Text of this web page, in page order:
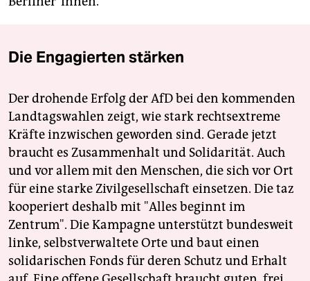
Die Engagierten stärken
Der drohende Erfolg der AfD bei den kommenden
Landtagswahlen zeigt, wie stark rechtsextreme
Kräfte inzwischen geworden sind. Gerade jetzt
braucht es Zusammenhalt und Solidarität. Auch
und vor allem mit den Menschen, die sich vor Ort
für eine starke Zivilgesellschaft einsetzen. Die taz
kooperiert deshalb mit "Alles beginnt im
Zentrum". Die Kampagne unterstützt bundesweit
linke, selbstverwaltete Orte und baut einen
solidarischen Fonds für deren Schutz und Erhalt